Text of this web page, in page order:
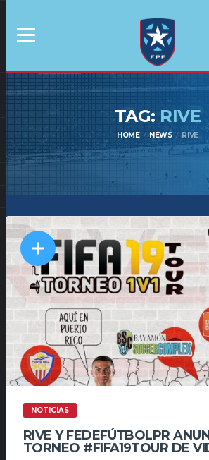
TAG:RIVE
HOME NEWS RIVE
NOTICIAS
RIVE Y FEDEFÚTBOLPR
TORNEO #FIFA19TOUR DE